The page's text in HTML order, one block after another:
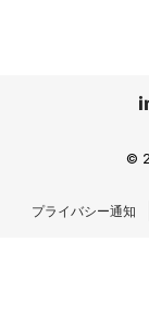
©
プライバシー通知